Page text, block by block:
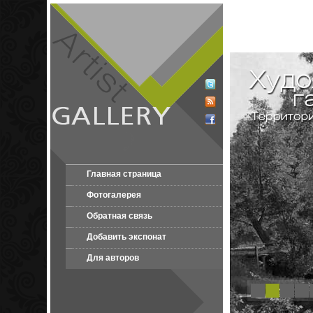
Главная страница
Фотогалерея
Обратная связь
Добавить экспонат
Для авторов